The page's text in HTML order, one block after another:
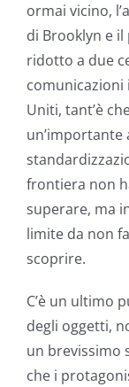
ormai vicino,
di Brooklyn e
ridotto a due
comunicazioni
Uniti, tant’è
un’importante
frontiera non
superare, ma
limite da non
scoprire.
C’è un ultimo
degli oggetti,
un brevissimo
che i